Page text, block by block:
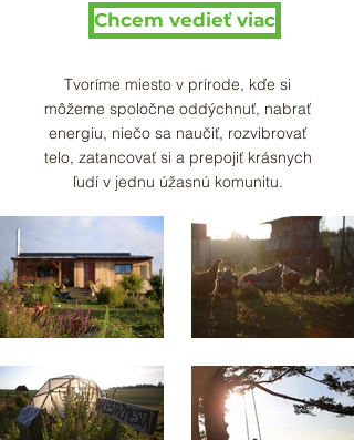
Chcem vedieť viac
Tvoríme miesto v prírode, kďe si
môžeme spoločne oddýchnuť, nabrať
energiu, niečo sa naučiť, rozvibrovať
telo, zatancovať si a prepojiť krásnych
ľudí v jednu úžasnú komunitu.